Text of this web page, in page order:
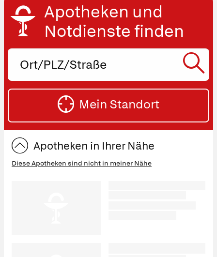
Apotheken und
Notdienste finden
Ort,
oder
Straße
Mein Standort
Apotheken in Ihrer Nähe
Diese Apotheken sind nicht in meiner Nähe